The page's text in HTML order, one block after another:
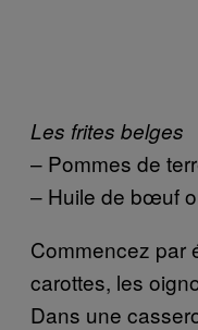
Les frites belges
– Pommes de
– Huile de bœuf
Commencez par
carottes, les
Dans une